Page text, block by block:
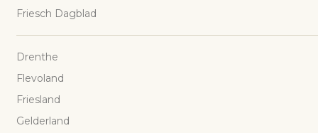
Friesch Dagblad
Drenthe
Flevoland
Friesland
Gelderland